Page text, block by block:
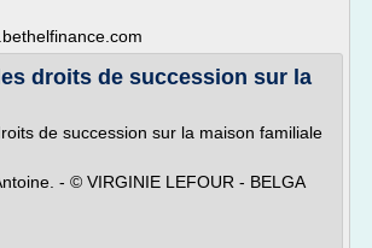
droits de succession sur la
de succession sur la maison familiale
- © VIRGINIE LEFOUR - BELGA